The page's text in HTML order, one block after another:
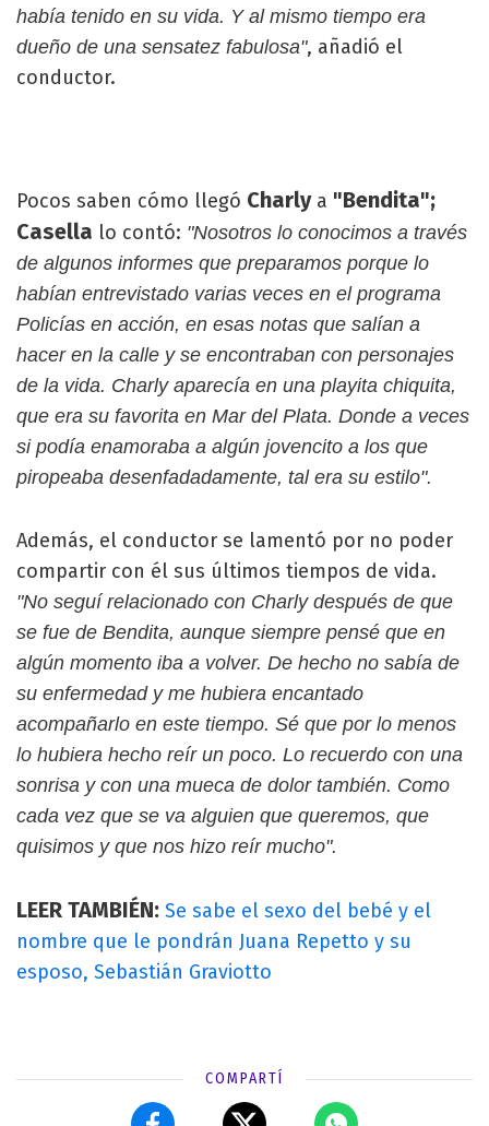
había tenido en su vida. Y al mismo tiempo era
dueño de una sensatez fabulosa", añadió el
conductor.
Pocos saben cómo llegó Charlya "Bendita";
Casella lo contó: "Nosotros lo conocimos a través
de algunos informes que preparamos porque lo
habían entrevistado varias veces en el programa
Policías en acción, en esas notas que salían a
hacer en la calle y se encontraban con personajes
de la vida. Charly aparecía en una playita chiquita,
que era su favorita en Mar del Plata. Donde a veces
si podía enamoraba a algún jovencito a los que
piropeaba desenfadadamente, tal era su estilo".
Además, el conductor se lamentó por no poder
compartir con él sus últimos tiempos de vida.
"No seguí relacionado con Charly después de que
se fue de Bendita, aunque siempre pensé que en
algún momento iba a volver. De hecho no sabía de
su enfermedad y me hubiera encantado
acompañarlo en este tiempo. Sé que por lo menos
lo hubiera hecho reír un poco. Lo recuerdo con una
sonrisa y con una mueca de dolor también. Como
cada vez que se va alguien que queremos, que
quisimos y que nos hizo reír mucho".
LEER TAMBIÉN: Se sabe el sexo del bebé y el
nombre que le pondrán Juana Repetto y su
esposo, Sebastián Graviotto
COMPARTÍ